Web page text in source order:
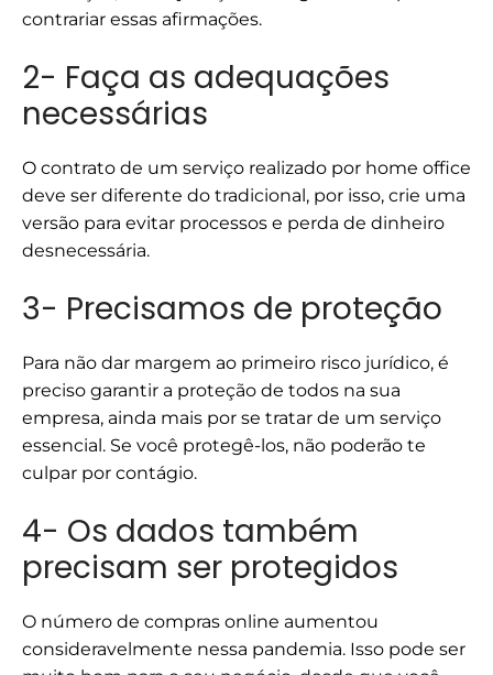
contrariar essas afirmações.
2- Faça as adequações
necessárias
O contrato de um serviço realizado por home office
deve ser diferente do tradicional, por isso, crie uma
versão para evitar processos e perda de dinheiro
desnecessária.
3- Precisamos de proteção
Para não dar margem ao primeiro risco jurídico, é
preciso garantir a proteção de todos na sua
empresa, ainda mais por se tratar de um serviço
essencial. Se você protegê-los, não poderão te
culpar por contágio.
4- Os dados também
precisam ser protegidos
O número de compras online aumentou
consideravelmente nessa pandemia. Isso pode ser